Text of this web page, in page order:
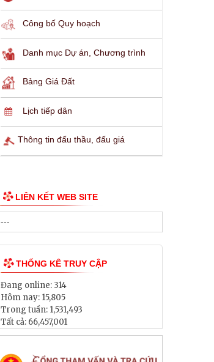
Công bố Quy hoạch
Danh mục Dự án, Chương trình
Bảng Giá Đất
Lịch tiếp dân
Thông tin đấu thầu, đấu giá
LIÊN KẾT WEB SITE
THỐNG KÊ TRUY CẬP
Đang online: 314
Hôm nay: 15,805
Trong tuần: 1,531,493
Tất cả: 66,457,001